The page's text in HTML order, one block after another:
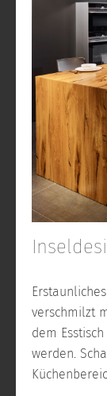
verschmilzt
dem
werden.